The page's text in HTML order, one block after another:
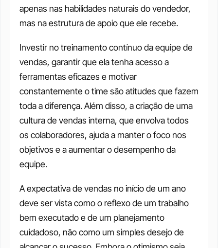
apenas nas habilidades naturais do vendedor,
mas na estrutura de apoio que ele recebe.
Investir no treinamento contínuo da equipe de
vendas, garantir que ela tenha acesso a
ferramentas eficazes e motivar
constantemente o time são atitudes que fazem
toda a diferença. Além disso, a criação de uma
cultura de vendas interna, que envolva todos
os colaboradores, ajuda a manter o foco nos
objetivos e a aumentar o desempenho da
equipe.
A expectativa de vendas no início de um ano
deve ser vista como o reflexo de um trabalho
bem executado e de um planejamento
cuidadoso, não como um simples desejo de